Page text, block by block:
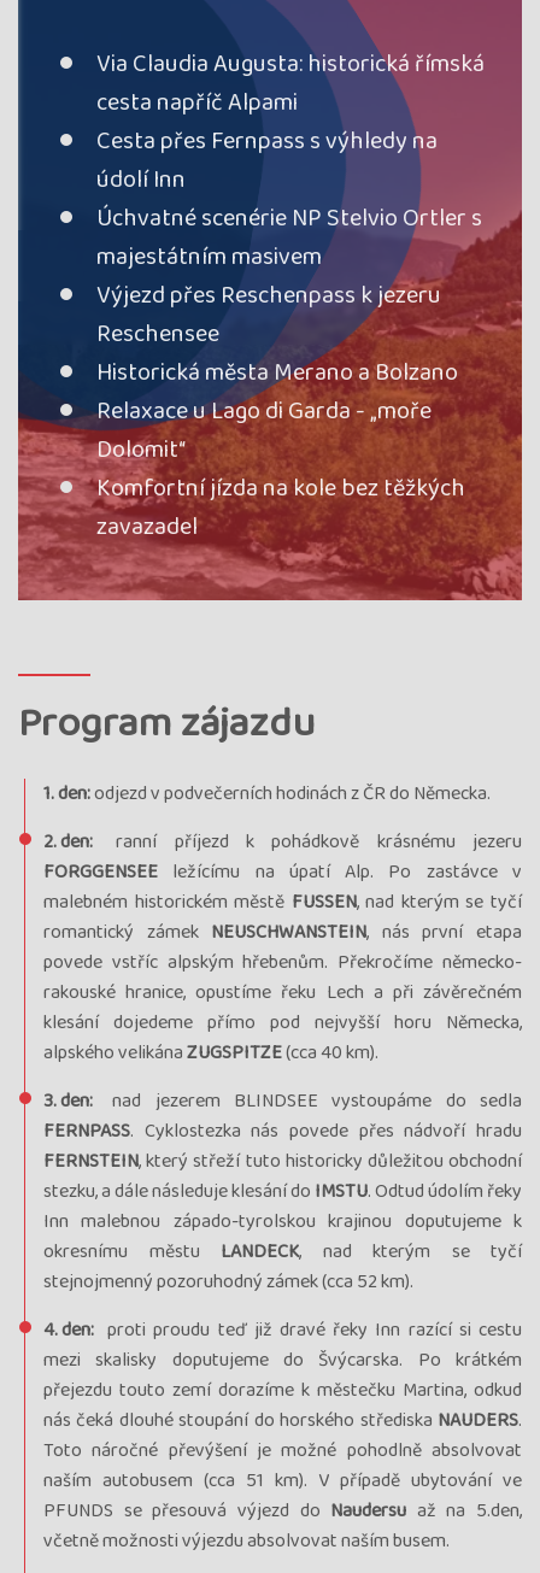
Via Claudia Augusta: historická římská
cesta napříč Alpami
Cesta přes Fernpass s výhledy na
údolí Inn
Úchvatné scenérie NP Stelvio Ortler s
majestátním masivem
Výjezd přes Reschenpass k jezeru
Reschensee
Historická města Merano a Bolzano
Relaxace u Lago di Garda - „moře
Dolomit“
Komfortní jízda na kole bez těžkých
zavazadel
Program zájazdu
1. den:odjezd v podvečerních hodinách z ČR do Německa.
2. den:
ranní příjezd k pohádkově krásnému jezeru
FORGGENSEE ležícímu na úpatí Alp. Po zastávce v
malebném historickém městě FUSSEN, nad kterým se tyčí
romantický zámek NEUSCHWANSTEIN, nás první etapa
povede vstříc alpským hřebenům. Překročíme německo-
rakouské hranice, opustíme řeku Lech a při závěrečném
klesání dojedeme přímo pod nejvyšší horu Německa,
alpského velikánaZUGSPITZE(cca 40 km).
3. den:
nad jezerem BLINDSEE vystoupáme do sedla
FERNPASS. Cyklostezka nás povede přes nádvoří hradu
FERNSTEIN, který střeží tuto historicky důležitou obchodní
stezku, a dále následuje klesání do IMSTU. Odtud údolím řeky
Inn malebnou západo-tyrolskou krajinou doputujeme k
okresnímu městu LANDECK, nad kterým se tyčí
stejnojmenný pozoruhodný zámek (cca 52 km).
4. den: proti proudu teď již dravé řeky Inn razící si cestu
mezi skalisky doputujeme do Švýcarska. Po krátkém
přejezdu touto zemí dorazíme k městečku Martina, odkud
nás čeká dlouhé stoupání do horského střediska NAUDERS.
Toto náročné převýšení je možné pohodlně absolvovat
naším autobusem (cca 51 km). V případě ubytování ve
PFUNDS se přesouvá výjezd do Naudersu až na 5.den,
včetně možnosti výjezdu absolvovat naším busem.